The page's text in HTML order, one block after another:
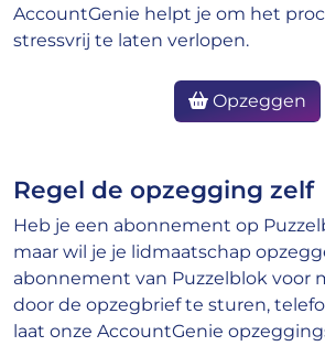
AccountGenie helpt je om het
stressvrij te laten verlopen.
Opzeggen
Regel de opzegging zelf
Heb je een abonnement op
maar wil je je lidmaatschap
abonnement van Puzzelblok voor
door de opzegbrief te sturen,
laat onze AccountGenie